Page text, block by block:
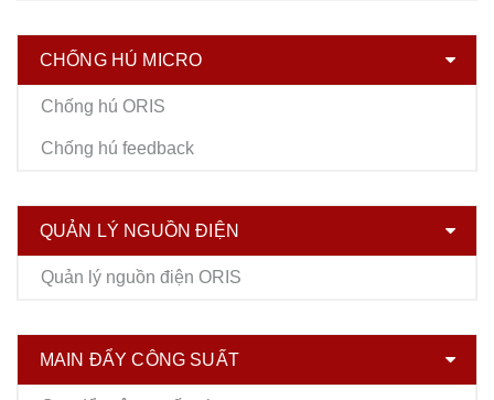
CHỐNG HÚ MICRO
Chống hú ORIS
Chống hú feedback
QUẢN LÝ NGUỒN ĐIỆN
Quản lý nguồn điện ORIS
MAIN ĐẨY CÔNG SUẤT